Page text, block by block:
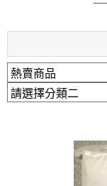
原Line已
開車：中山路1
捷運： 中和線
原Line已